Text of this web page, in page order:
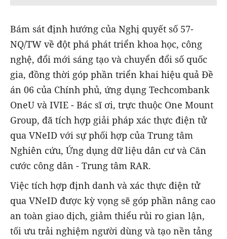
Bám sát định hướng của Nghị quyết số 57-
NQ/TW về đột phá phát triển khoa học, công
nghệ, đổi mới sáng tạo và chuyển đổi số quốc
gia, đồng thời góp phần triển khai hiệu quả Đề
án 06 của Chính phủ, ứng dụng Techcombank
OneU và IVIE - Bác sĩ ơi, trực thuộc One Mount
Group, đã tích hợp giải pháp xác thực điện tử
qua VNeID với sự phối hợp của Trung tâm
Nghiên cứu, Ứng dụng dữ liệu dân cư và Căn
cước công dân - Trung tâm RAR.
Việc tích hợp định danh và xác thực điện tử
qua VNeID được kỳ vọng sẽ góp phần nâng cao
an toàn giao dịch, giảm thiểu rủi ro gian lận,
tối ưu trải nghiệm người dùng và tạo nền tảng